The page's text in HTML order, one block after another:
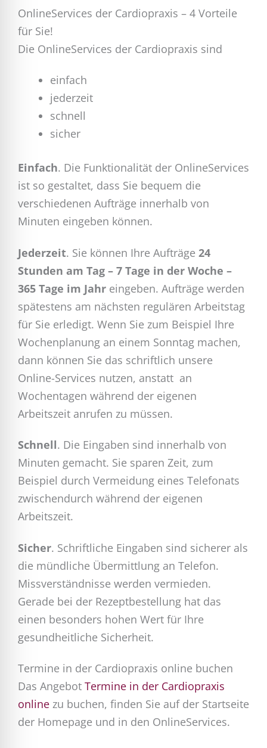
OnlineServices der Cardiopraxis – 4 Vorteile
für Sie!
Die OnlineServices der Cardiopraxis sind
einfach
jederzeit
schnell
sicher
Einfach. Die Funktionalität der OnlineServices
ist so gestaltet, dass Sie bequem die
verschiedenen Aufträge innerhalb von
Minuten eingeben können.
Jederzeit. Sie können Ihre Aufträge 24
Stunden am Tag – 7 Tage in der Woche –
365 Tage im Jahr eingeben. Aufträge werden
spätestens am nächsten regulären Arbeitstag
für Sie erledigt. Wenn Sie zum Beispiel Ihre
Wochenplanung an einem Sonntag machen,
dann können Sie das schriftlich unsere
Online-Services nutzen, anstatt an
Wochentagen während der eigenen
Arbeitszeit anrufen zu müssen.
Schnell. Die Eingaben sind innerhalb von
Minuten gemacht. Sie sparen Zeit, zum
Beispiel durch Vermeidung eines Telefonats
zwischendurch während der eigenen
Arbeitszeit.
Sicher. Schriftliche Eingaben sind sicherer als
die mündliche Übermittlung an Telefon.
Missverständnisse werden vermieden.
Gerade bei der Rezeptbestellung hat das
einen besonders hohen Wert für Ihre
gesundheitliche Sicherheit.
Termine in der Cardiopraxis online buchen
Das Angebot Termine in der Cardiopraxis
online zu buchen, finden Sie auf der Startseite
der Homepage und in den OnlineServices.